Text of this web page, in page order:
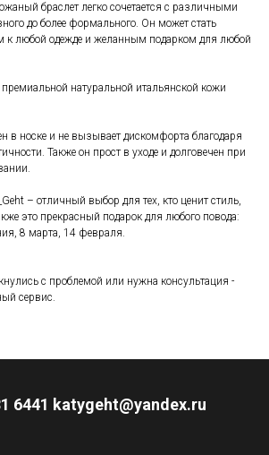
браслет легко сочетается с различными
до более формального. Он может стать
к любой одежде и желанным подарком для любой
премиальной натуральной итальянской кожи
в носке и не вызывает дискомфорта благодаря
Также он прост в уходе и долговечен при
– отличный выбор для тех, кто ценит стиль,
это прекрасный подарок для любого повода:
8 марта, 14 февраля.
с проблемой или нужна консультация -
сервис.
6441 katygeht@yandex.ru